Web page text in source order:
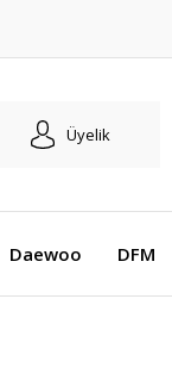
Üyelik
Daewoo DFM